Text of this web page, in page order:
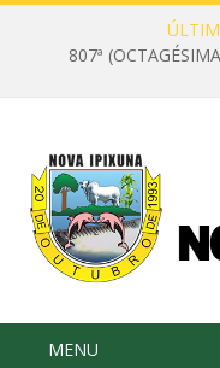
807ª
MENU